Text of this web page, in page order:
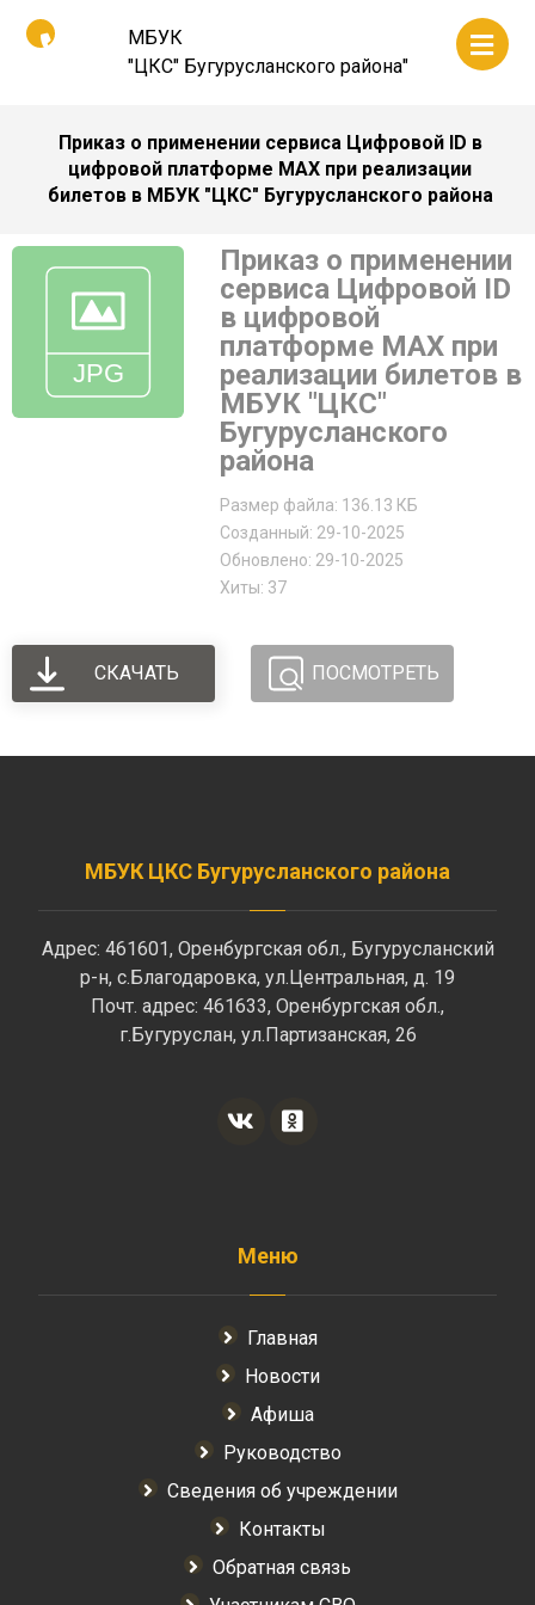
МБУК
"ЦКС" Бугурусланского района"
Приказ о применении сервиса Цифровой ID в
цифровой платформе MAX при реализации
билетов в МБУК "ЦКС" Бугурусланского района
Приказ о применении
сервиса Цифровой ID
в цифровой
платформе MAX при
реализации билетов в
МБУК "ЦКС"
Бугурусланского
района
Размер файла: 136.13 КБ
Созданный: 29-10-2025
Обновлено: 29-10-2025
Хиты: 37
СКАЧАТЬ ПОСМОТРЕТЬ
МБУК ЦКС Бугурусланского района
Адрес: 461601, Оренбургская обл., Бугурусланский
р-н, с.Благодаровка, ул.Центральная, д. 19
Почт. адрес: 461633, Оренбургская обл.,
г.Бугуруслан, ул.Партизанская, 26
Меню
Главная
Новости
Афиша
Руководство
Сведения об учреждении
Контакты
Обратная связь